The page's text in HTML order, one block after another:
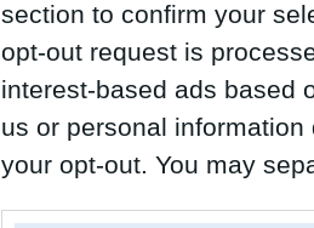
section to confirm your
opt-out request is
interest-based ads based
us or personal
your opt-out. You may